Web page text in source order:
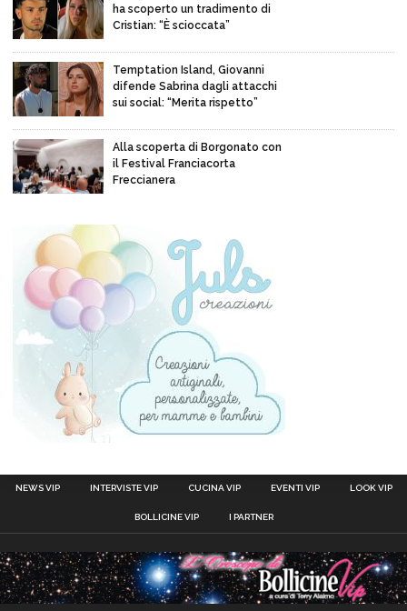
ha scoperto un tradimento di
Cristian: “È scioccata”
Temptation Island, Giovanni
difende Sabrina dagli attacchi
sui social: “Merita rispetto”
Alla scoperta di Borgonato con
il Festival Franciacorta
Freccianera
NEWS VIP INTERVISTE VIP CUCINA VIP EVENTI VIP LOOK VIP
BOLLICINE VIP I PARTNER